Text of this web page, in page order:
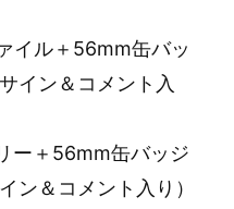
イル＋56mm缶バッ
イン＆コメント入
ー＋56mm缶バッジ
ン＆コメント入り）